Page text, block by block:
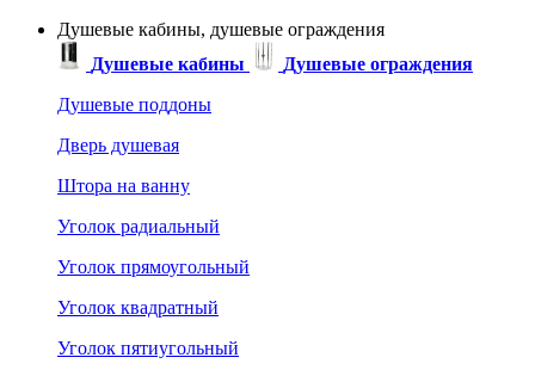
Душевые кабины, душевые ограждения
Душевые кабины
Душевые ограждения
Душевые поддоны
Дверь душевая
Штора на ванну
Уголок радиальный
Уголок прямоугольный
Уголок квадратный
Уголок пятиугольный